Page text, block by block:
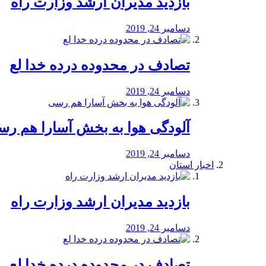
دسامبر 24, 2019
تصادف در محدوده درده خدا لع
دسامبر 24, 2019
آلودگی هوا به بخش آسارا هم
دسامبر 24, 2019
اخبار استان
بازدید مدیران ارشد وزارت راه
دسامبر 24, 2019